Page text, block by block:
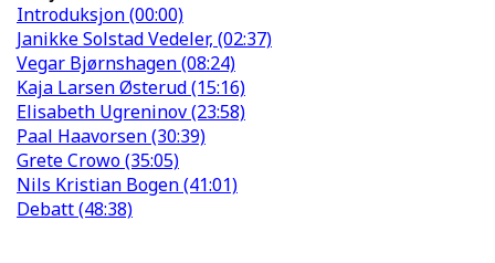
Introduksjon (00:00)
Janikke Solstad Vedeler, (02:37)
Vegar Bjørnshagen (08:24)
Kaja Larsen Østerud (15:16)
Elisabeth Ugreninov (23:58)
Paal Haavorsen (30:39)
Grete Crowo (35:05)
Nils Kristian Bogen (41:01)
Debatt (48:38)